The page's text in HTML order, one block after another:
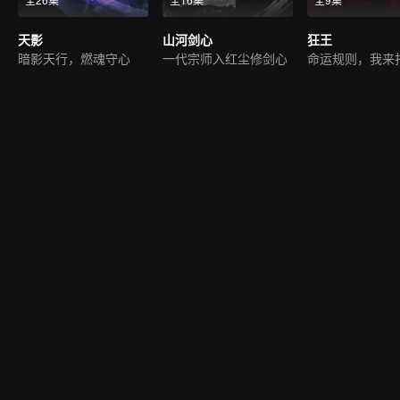
天影
暗影天行，燃魂守心
山河剑心
一代宗师入红尘修剑心
狂王
命运规则，我来